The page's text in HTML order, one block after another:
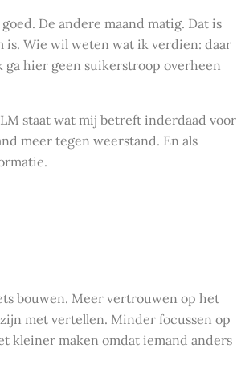
De andere maand matig. Dat is
is. Wie wil weten wat ik verdien: daar
ga hier geen suikerstroop overheen
staat wat mij betreft inderdaad voor
meer tegen weerstand. En als
bouwen. Meer vertrouwen op het
met vertellen. Minder focussen op
kleiner maken omdat iemand anders